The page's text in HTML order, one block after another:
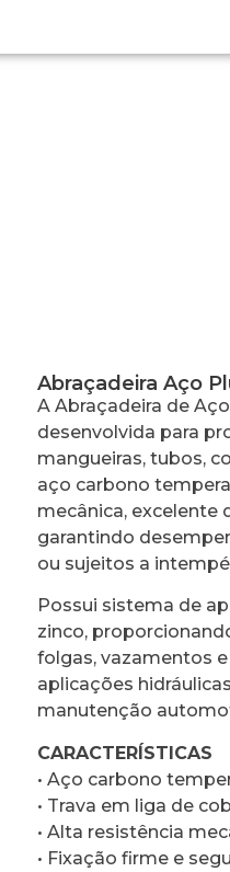
Abraçadeira Aço
A Abraçadeira de
desenvolvida para
mangueiras, tubos,
aço carbono
mecânica, excelente
garantindo
ou sujeitos a
Possui sistema de
zinco,
folgas, vazamentos
aplicações
manutenção
CARACTERÍSTICAS
• Aço carbono
• Trava em liga de
• Alta resistência
• Fixação firme e